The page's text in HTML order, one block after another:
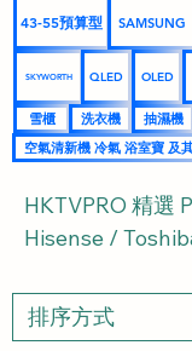
43-55預算型 SAMSUNG
SKYWORTH QLED OLED
雪櫃 洗衣機 抽濕機
空氣清新機 冷氣 浴室寶 及
HKTVPRO 精選
Hisense /
驗到尺寸配置的
見問題 FAQ